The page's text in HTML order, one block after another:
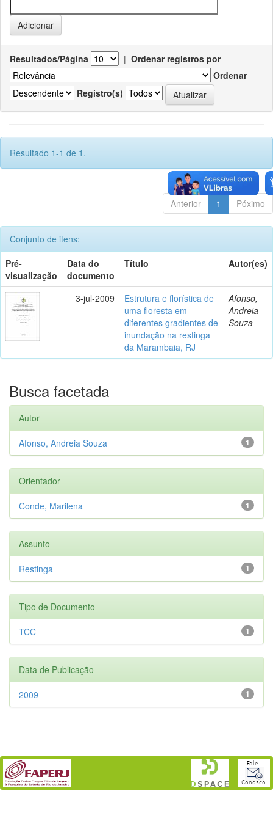
Resultados/Página | Ordenar registros por
Ordenar
Registro(s)
Resultado 1-1 de 1.
Anterior 1 Póximo
Conjunto de itens:
Pré-
visualização
Data do
documento
Título Autor(es)
3-jul-2009
Estrutura e florística de
uma floresta em
diferentes gradientes de
inundação na restinga
da Marambaia, RJ
Afonso,
Andreia
Souza
Busca facetada
Autor
1
Afonso, Andreia Souza
Orientador
1
Conde, Marilena
Assunto
1
Restinga
Tipo de Documento
1
TCC
Data de Publicação
1
2009